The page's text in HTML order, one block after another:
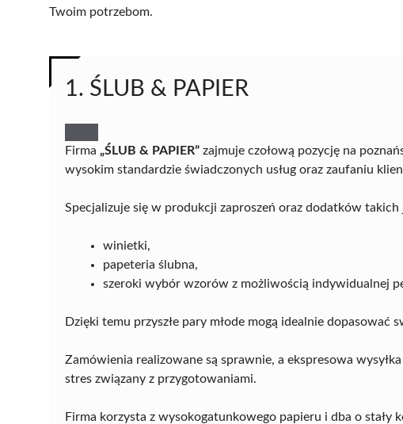
Twoim potrzebom.
1. ŚLUB & PAPIER
Firma „ŚLUB & PAPIER” zajmuje czołową pozycję na
wysokim standardzie świadczonych usług oraz zaufaniu
Specjalizuje się w produkcji zaproszeń oraz dodatków takich
winietki,
papeteria ślubna,
szeroki wybór wzorów z możliwością indywidualnej
Dzięki temu przyszłe pary młode mogą idealnie dopasować
Zamówienia realizowane są sprawnie, a ekspresowa
stres związany z przygotowaniami.
Firma korzysta z wysokogatunkowego papieru i dba o